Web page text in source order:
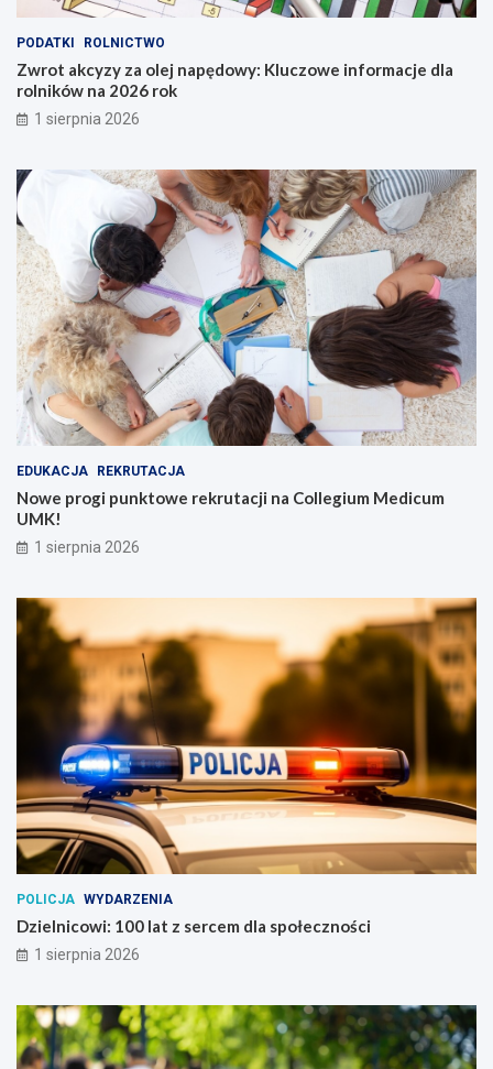
PODATKI ROLNICTWO
Zwrot akcyzy za olej napędowy: Kluczowe informacje dla
rolników na 2026 rok
1 sierpnia 2026
EDUKACJA REKRUTACJA
Nowe progi punktowe rekrutacji na Collegium Medicum
UMK!
1 sierpnia 2026
POLICJA WYDARZENIA
Dzielnicowi: 100 lat z sercem dla społeczności
1 sierpnia 2026